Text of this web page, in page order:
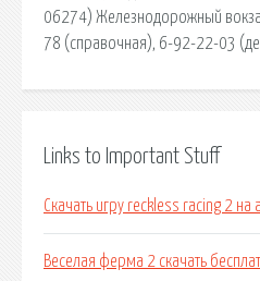
06274) Железнодорожный
78 (справочная), 6-92-22-03
Links to Important Stuff
Скачать игру reckless racing 2 на
Веселая ферма 2 скачать